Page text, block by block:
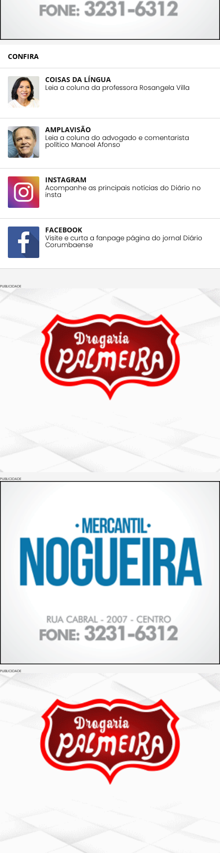
CONFIRA
COISAS DA LÍNGUA
Leia a coluna da professora Rosangela Villa
AMPLAVISÃO
Leia a coluna do advogado e comentarista
político Manoel Afonso
INSTAGRAM
Acompanhe as principais notícias do Diário no
insta
FACEBOOK
Visite e curta a fanpage página do jornal Diário
Corumbaense
PUBLICIDADE
PUBLICIDADE
PUBLICIDADE